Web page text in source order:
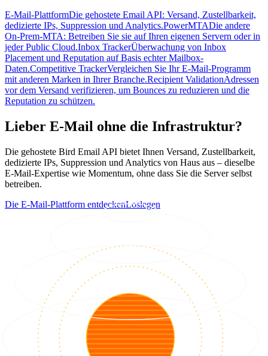
E-Mail-PlattformDie gehostete Email API: Versand, Zustellbarkeit,
dedizierte IPs, Suppression und Analytics.PowerMTADie andere
On-Prem-MTA: Betreiben Sie sie auf Ihren eigenen Servern oder in
jeder Public Cloud.Inbox TrackerÜberwachung von Inbox
Placement und Reputation auf Basis echter Mailbox-
Daten.Competitive TrackerVergleichen Sie Ihr E-Mail-Programm
mit anderen Marken in Ihrer Branche.Recipient ValidationAdressen
vor dem Versand verifizieren, um Bounces zu reduzieren und die
Reputation zu schützen.
Lieber E-Mail ohne die Infrastruktur?
Die gehostete Bird Email API bietet Ihnen Versand, Zustellbarkeit,
dedizierte IPs, Suppression und Analytics von Haus aus – dieselbe
E-Mail-Expertise wie Momentum, ohne dass Sie die Server selbst
betreiben.
Die E-Mail-Plattform entdeckenLoslegen